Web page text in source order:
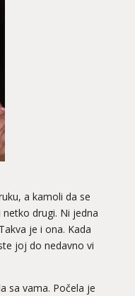
a kamoli da se
drugi. Ni jedna
je i ona. Kada
joj do nedavno vi
sa vama. Počela je